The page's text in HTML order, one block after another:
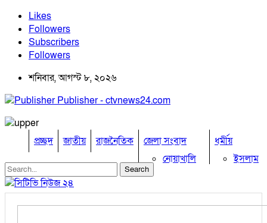
Likes
Followers
Subscribers
Followers
শনিবার, আগস্ট ৮, ২০২৬
Publisher - ctvnews24.com
প্রচ্ছদ জাতীয় রাজনৈতিক
জেলা সংবাদ
নোয়াখালি
ধর্মীয়
ইসলাম